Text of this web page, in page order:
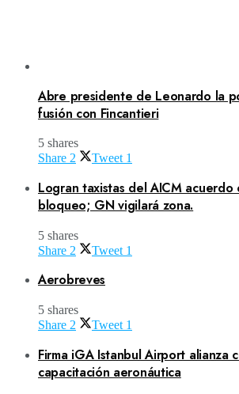
Abre presidente de Leonardo la
fusión con Fincantieri
5 shares
Share 2 Tweet 1
Logran taxistas del AICM acuerdo
bloqueo; GN vigilará zona.
5 shares
Share 2 Tweet 1
Aerobreves
5 shares
Share 2 Tweet 1
Firma iGA Istanbul Airport alianza
capacitación aeronáutica